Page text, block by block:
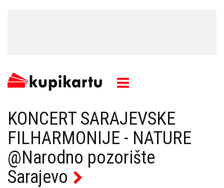
KONCERT SARAJEVSKE
FILHARMONIJE - NATURE
@Narodno pozorište
Sarajevo